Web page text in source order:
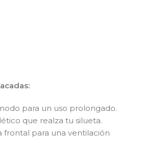
para un uso prolongado.
que realza tu silueta.
frontal para una ventilación